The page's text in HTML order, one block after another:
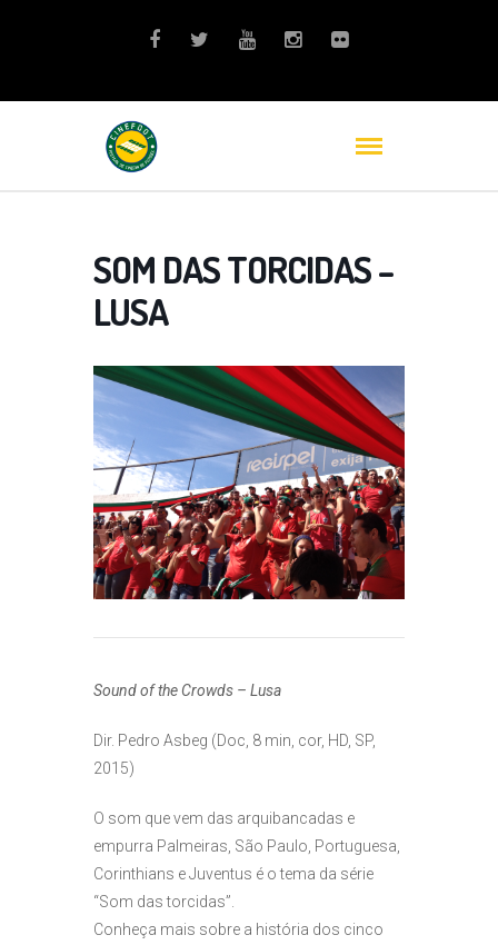
SOM DAS TORCIDAS –
LUSA
Sound of the Crowds – Lusa
Dir. Pedro Asbeg (Doc, 8 min, cor, HD, SP,
2015)
O som que vem das arquibancadas e
empurra Palmeiras, São Paulo, Portuguesa,
Corinthians e Juventus é o tema da série
“Som das torcidas”.
Conheça mais sobre a história dos cinco